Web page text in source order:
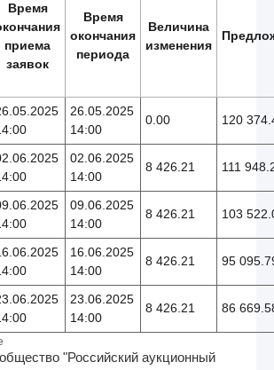
Время
приема
заявок
Время
окончания
периода
Величина
изменения
26.05.2025
14:00
0.00 120
02.06.2025
14:00
8 426.21 111
09.06.2025
14:00
8 426.21 103
16.06.2025
14:00
8 426.21 95
23.06.2025
14:00
8 426.21 86
"Российский аукционный